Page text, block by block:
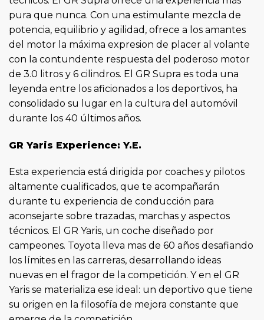
pura que nunca. Con una estimulante mezcla de
potencia, equilibrio y agilidad, ofrece a los amantes
del motor la máxima expresion de placer al volante
con la contundente respuesta del poderoso motor
de 3.0 litros y 6 cilindros. El GR Supra es toda una
leyenda entre los aficionados a los deportivos, ha
consolidado su lugar en la cultura del automóvil
durante los 40 últimos años.
GR Yaris Experience: Y.E.
Esta experiencia está dirigida por coaches y pilotos
altamente cualificados, que te acompañarán
durante tu experiencia de conducción para
aconsejarte sobre trazadas, marchas y aspectos
técnicos. El GR Yaris, un coche diseñado por
campeones. Toyota lleva mas de 60 años desafiando
los límites en las carreras, desarrollando ideas
nuevas en el fragor de la competición. Y en el GR
Yaris se materializa ese ideal: un deportivo que tiene
su origen en la filosofía de mejora constante que